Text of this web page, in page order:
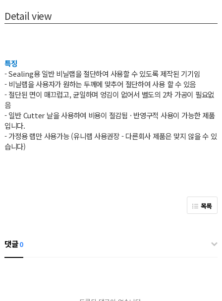
Detail view
특징
- Sealing용 일반 비닐랩을 절단하여 사용할 수 있도록 제작된 기기임
- 비닐랩을 사용자가 원하는 두께에 맞추어 절단하여 사용 할 수 있음
- 절단된 면이 매끄럽고, 균일하며 엉김이 없어서 별도의 2차 가공이 필요없
음
- 일반 Cutter 날을 사용하여 비용이 절감됨 · 반영구적 사용이 가능한 제품
입니다.
- 가정용 랩만 사용가능 (유니랩 사용권장 - 다른회사 제품은 맞지 않을 수 있
습니다)
목록
댓글0